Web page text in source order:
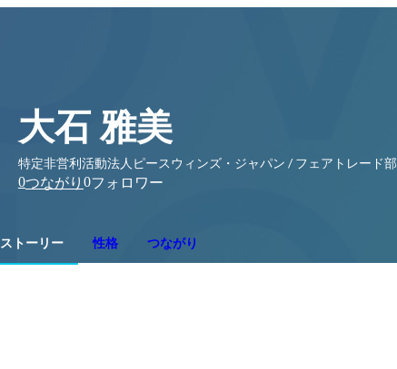
大石 雅美
特定非営利活動法人ピースウィンズ・ジャパン / フェアトレード部
0つながり 0フォロワー
ストーリー 性格 つながり